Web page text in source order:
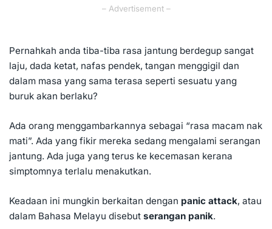
– Advertisement –
Pernahkah anda tiba-tiba rasa jantung berdegup sangat
laju, dada ketat, nafas pendek, tangan menggigil dan
dalam masa yang sama terasa seperti sesuatu yang
buruk akan berlaku?
Ada orang menggambarkannya sebagai “rasa macam nak
mati”. Ada yang fikir mereka sedang mengalami serangan
jantung. Ada juga yang terus ke kecemasan kerana
simptomnya terlalu menakutkan.
Keadaan ini mungkin berkaitan dengan panic attack, atau
dalam Bahasa Melayu disebut serangan panik.